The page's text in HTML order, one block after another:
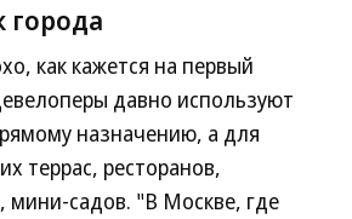
как кажется на первый
давно используют
назначению, а для
террас, ресторанов,
мини-садов. "В Москве, где